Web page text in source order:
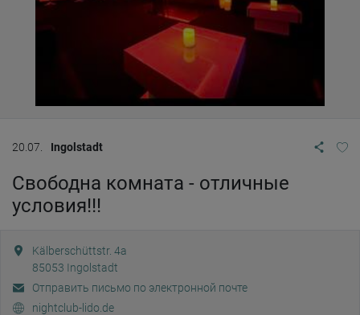
20.07. Ingolstadt
Свободна комната - отличные
условия!!!
Kälberschüttstr. 4a
85053 Ingolstadt
Отправить письмо по электронной почте
nightclub-lido.de